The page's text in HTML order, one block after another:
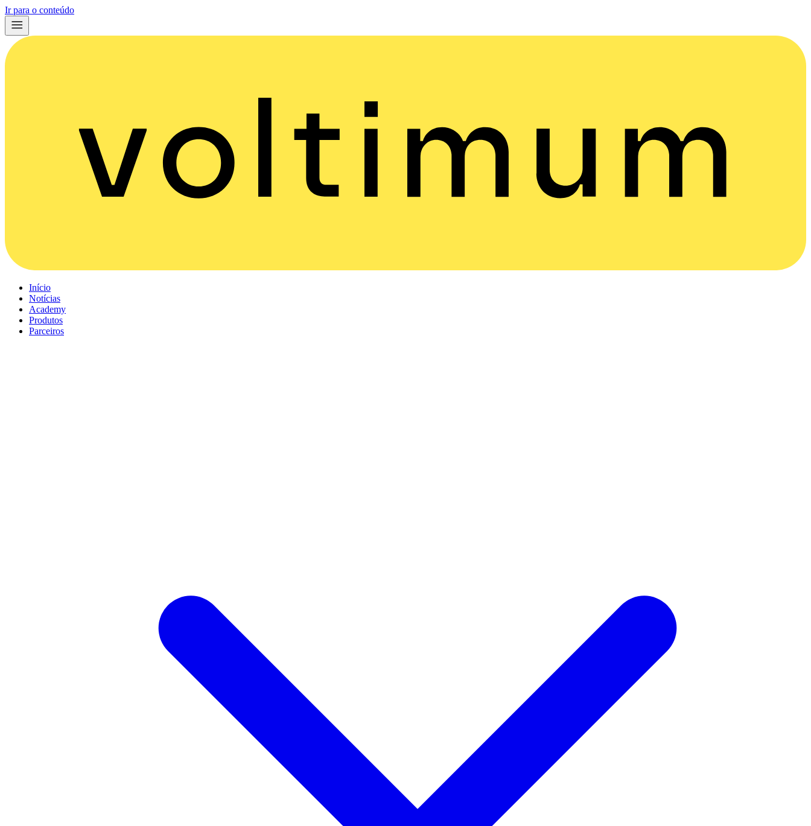
Ir para o conteúdo
Início
Notícias
Academy
Produtos
Parceiros